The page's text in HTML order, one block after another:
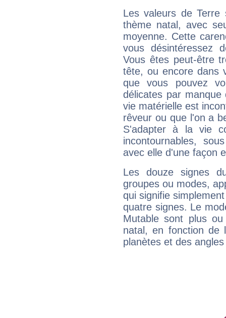
Les valeurs de Terre
thème natal, avec
moyenne. Cette
vous désintéressez
Vous êtes peut-être
tête, ou encore dans
que vous pouvez
délicates par
vie matérielle est
rêveur ou que l'on a
S'adapter à la vie
incontournables,
avec elle d'une façon
Les douze signes
groupes ou modes,
qui signifie
quatre signes. Le
Mutable sont plus
natal, en fonction de
planètes et des